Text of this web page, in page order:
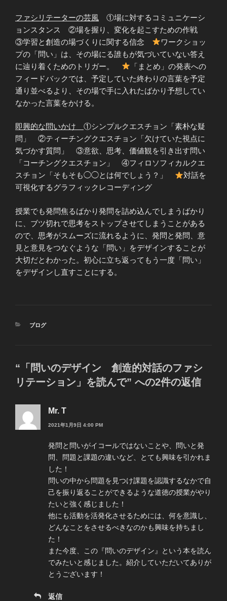
ファシリテーターの芸風 ①場に対するコミュニケーシ
ョンスタンス ②場を握り、変化を起こすための作戦
③学習と創造の場づくりに関する信念
ワークショッ
プの「問い」は、その場にる誰もが気づいていない答え
に辿り着くためのトリガー。
「まとめ」の発表への
フィードバックでは、予定していた終わりの言葉を予定
通り並べるより、その場で手に入れたばかり予想してい
なかった言葉をかける。
即興的な問いかけ ①シンプルクエスチョン「素朴な疑
問」 ②ティーチングクエスチョン「欠けていた視点に
気づかす質問」 ③意欲、思考、価値観を引き出す問い
「コーチングクエスチョン」 ④フィロソフィカルクエ
スチョン「そもそも◯◯とは何でしょう？」
対話を
可視化するグラフィックレコーディング
授業でも発問焦るばかり発問を詰め込んでしまうばかり
に、ブツ切れで思考をストップさせてしまうことがある
ので、思考がスムーズに流れるように、発問と発問、意
見と意見をつなぐような「問い」をデザインすることが
大切だとわかった。初心に立ち返ってもう一度「問い」
をデザインし直すことにする。
カ
ブログ
“「問いのデザイン 創造的対話のファシ
リテーション」を読んで” への2件の返信
Mr. T
2021年1月9日 4:00 PM
発問と問いがイコールではないことや、問いと発
問、問題と課題の違いなど、とても興味を引かれま
した！
問いの中から問題を見つけ課題を認識するなかで自
己を振り返ることができるような道徳の授業がやり
たいと強く感じました！
他にも活動を活発化させるためには、何を意識し、
どんなことをさせるべきなのかも興味を持ちまし
た！
また今度、この『問いのデザイン』という本を読ん
でみたいと感じました。紹介していただいてありが
とうございます！
返信